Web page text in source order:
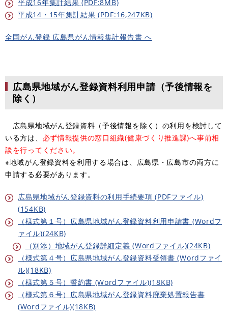
平成16年集計結果 (PDF:8MB)
平成14・15年集計結果 (PDF:16,247KB)
全国がん登録 広島県がん情報集計報告書 へ
広島県地域がん登録資料利用申請（予後情報を
除く）
広島県地域がん登録資料（予後情報を除く）の利用を検討して
いる方は、 必ず情報提供の窓口組織(健康づくり推進課)へ事前相
談を行ってください。
※地域がん登録資料を利用する場合は、広島県・広島市の両方に
申請する必要があります。
広島県地域がん登録資料の利用手続要項 (PDFファイル)
(154KB)
（様式第１号）広島県地域がん登録資料利用申請書 (Wordフ
ァイル)(24KB)
（別添）地域がん登録詳細定義 (Wordファイル)(24KB)
（様式第４号）広島県地域がん登録資料受領書 (Wordファイ
ル)(18KB)
（様式第５号）誓約書 (Wordファイル)(18KB)
（様式第６号）広島県地域がん登録資料廃棄処置報告書
(Wordファイル)(18KB)